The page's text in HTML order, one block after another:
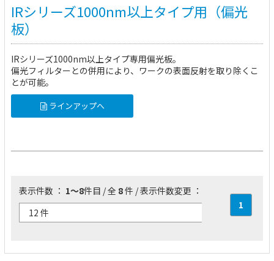
IRシリーズ1000nm以上タイプ用（偏光
板）
IRシリーズ1000nm以上タイプ専用偏光板。
偏光フィルターとの併用により、ワークの表面反射を取り除くこ
とが可能。
ラインアップへ
表示件数 ： 1～8件目 / 全 8件 / 表示件数変更 ：
1